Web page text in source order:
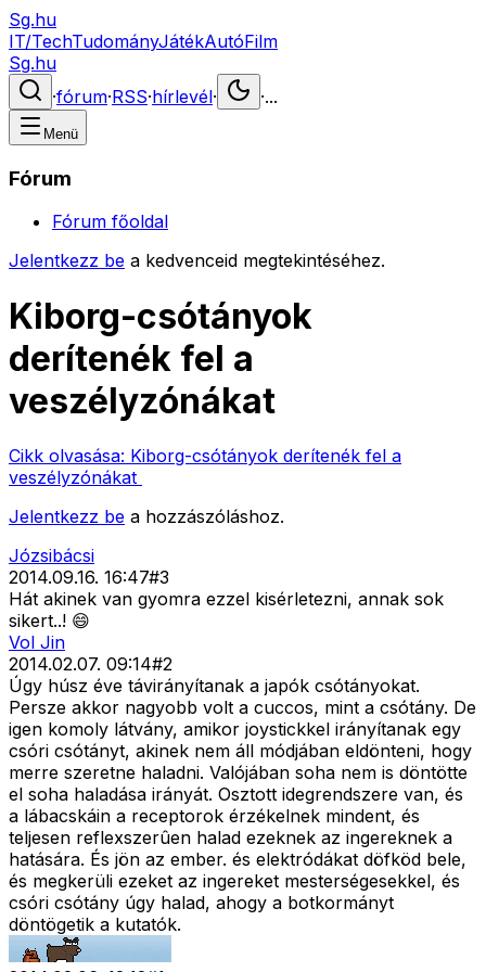
Sg.hu
IT/TechTudományJátékAutóFilm
Sg.hu
·fórum·RSS·hírlevél· ·...
Menü
Fórum
Fórum főoldal
Jelentkezz be a kedvenceid megtekintéséhez.
Kiborg-csótányok
derítenék fel a
veszélyzónákat
Cikk olvasása: Kiborg-csótányok derítenék fel a
veszélyzónákat
Jelentkezz be a hozzászóláshoz.
Józsibácsi
2014.09.16. 16:47#3
Hát akinek van gyomra ezzel kisérletezni, annak sok
sikert..! 😄
Vol Jin
2014.02.07. 09:14#2
Úgy húsz éve távirányítanak a japók csótányokat.
Persze akkor nagyobb volt a cuccos, mint a csótány. De
igen komoly látvány, amikor joystickkel irányítanak egy
csóri csótányt, akinek nem áll módjában eldönteni, hogy
merre szeretne haladni. Valójában soha nem is döntötte
el soha haladása irányát. Osztott idegrendszere van, és
a lábacskáin a receptorok érzékelnek mindent, és
teljesen reflexszerûen halad ezeknek az ingereknek a
hatására. És jön az ember. és elektródákat döfköd bele,
és megkerüli ezeket az ingereket mesterségesekkel, és
csóri csótány úgy halad, ahogy a botkormányt
döntögetik a kutatók.